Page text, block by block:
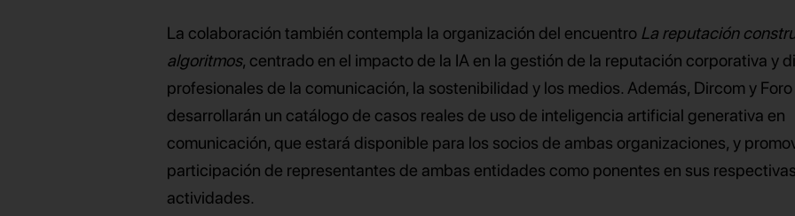
La colaboración también contempla la organización del encuentro La reputación
algoritmos, centrado en el impacto de la IA en la gestión de la reputación corporativa y
profesionales de la comunicación, la sostenibilidad y los medios. Además, Dircom y Foro
desarrollarán un catálogo de casos reales de uso de inteligencia artificial generativa en
comunicación, que estará disponible para los socios de ambas organizaciones, y
participación de representantes de ambas entidades como ponentes en sus respectivas
actividades.